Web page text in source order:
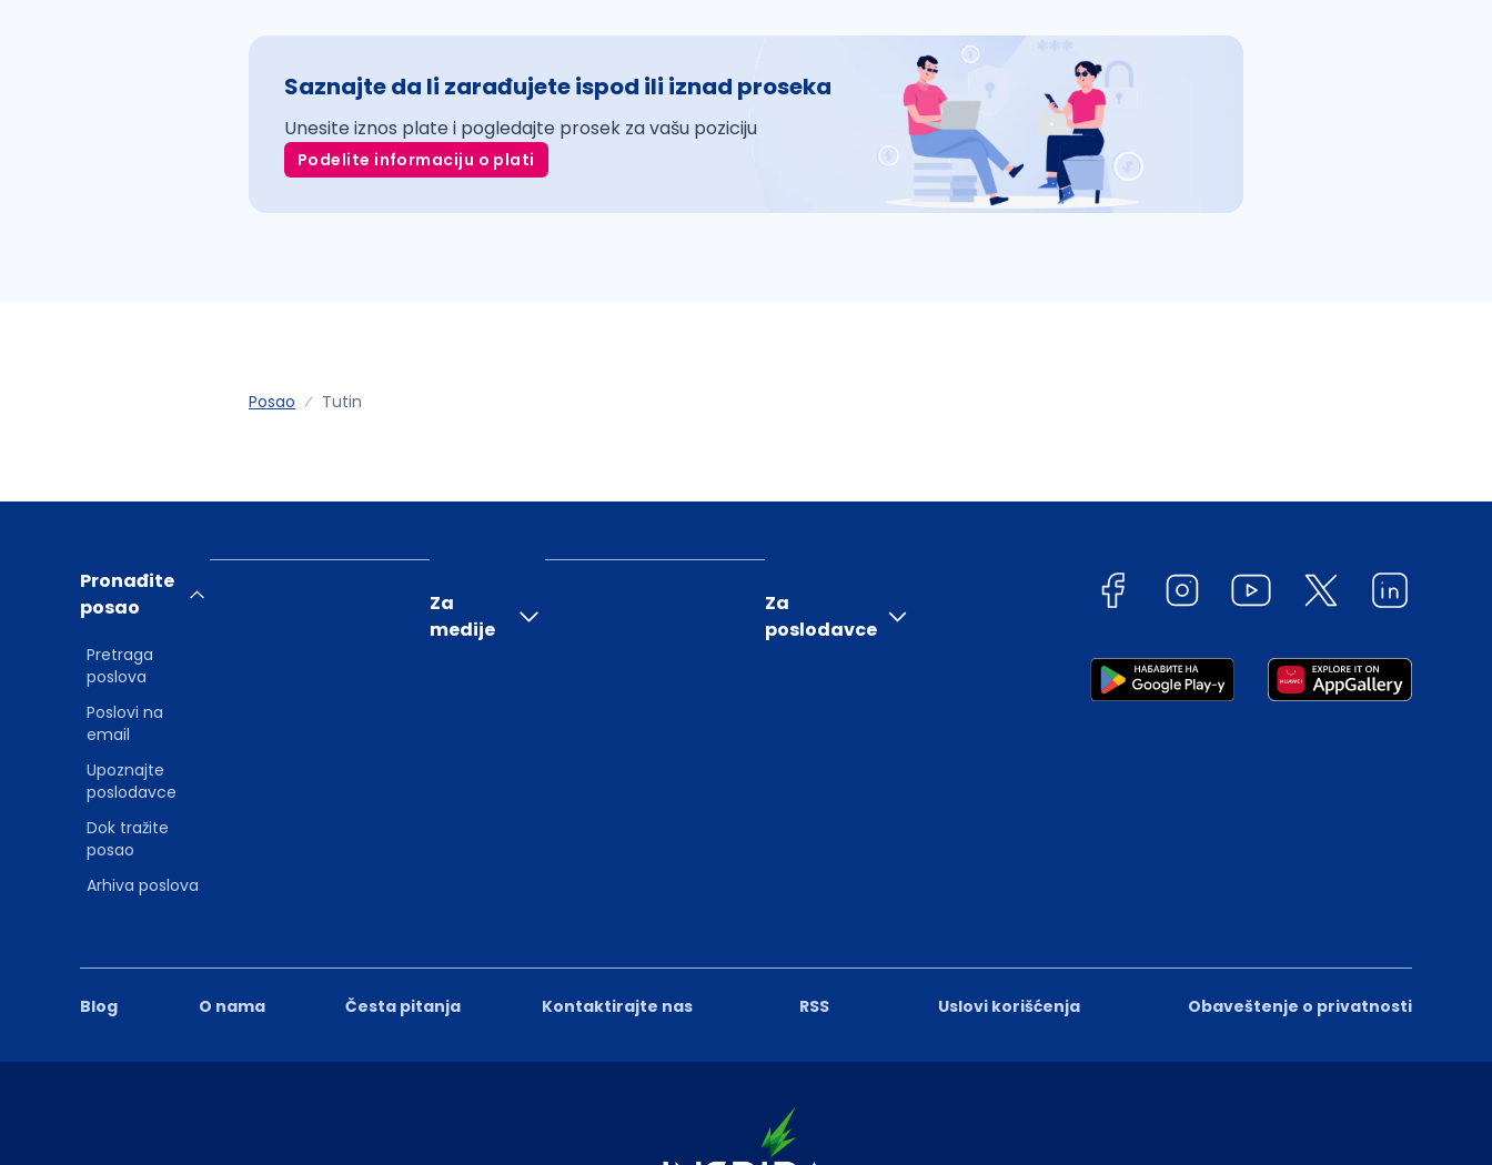
Saznajte da li zarađujete ispod ili iznad proseka
Unesite iznos plate i pogledajte prosek za vašu poziciju
Podelite informaciju o plati
Posao Tutin
Blog O nama Česta pitanja Kontaktirajte nas RSS Uslovi korišćenja Obaveštenje o privatnosti
Pronađite
posao
Pretraga
poslova
Poslovi na
email
Upoznajte
poslodavce
Dok tražite
posao
Arhiva poslova
Za
medije
Za
poslodavce